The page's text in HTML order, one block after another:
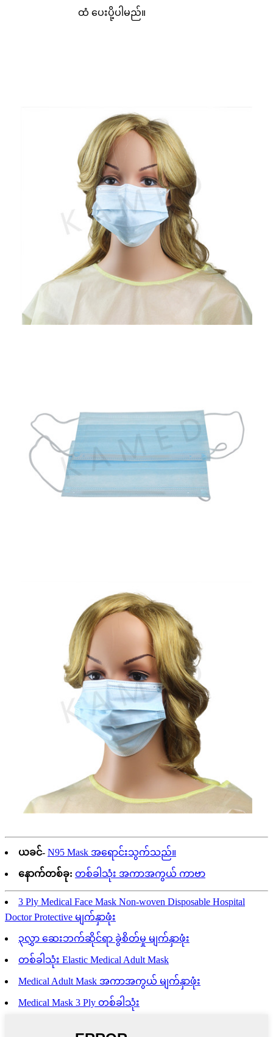
ထံ ပေးပို့ပါမည်။
ယခင်- N95 Mask အရောင်းသွက်သည်။
နောက်တစ်ခု: တစ်ခါသုံး အကာအကွယ် ကာဗာ
3 Ply Medical Face Mask Non-woven Disposable Hospital
Doctor Protective မျက်နှာဖုံး
၃လွှာ ဆေးဘက်ဆိုင်ရာ ခွဲစိတ်မှု မျက်နှာဖုံး
တစ်ခါသုံး Elastic Medical Adult Mask
Medical Adult Mask အကာအကွယ် မျက်နှာဖုံး
Medical Mask 3 Ply တစ်ခါသုံး